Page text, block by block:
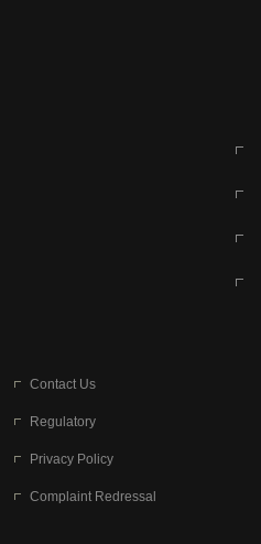
Contact Us
Regulatory
Privacy Policy
Complaint Redressal